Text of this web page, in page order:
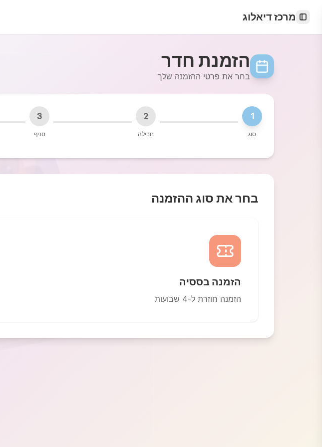
Toggle Sidebar
מרכז דיאלוג
הזמנת חדר
בחר את פרטי ההזמנה שלך
1
סוג
2
חבילה
3
סניף
בחר את סוג ההזמנה
הזמנה בססיה
הזמנה חוזרת ל-4 שבועות